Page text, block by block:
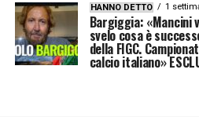
HANNO DETTO 1
Bargiggia: «Mancini
svelo cosa è
della FIGC.
calcio italiano»